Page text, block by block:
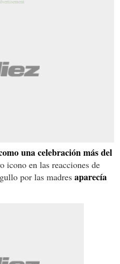
una celebración más del
icono en las reacciones de
por las madres aparecía